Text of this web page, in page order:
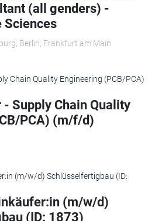
(all genders) -
Sciences
Berlin, Frankfurt am Main
Supply Chain Quality
PCA) (m/f/d)
(m/w/d)
(ID: 1873)